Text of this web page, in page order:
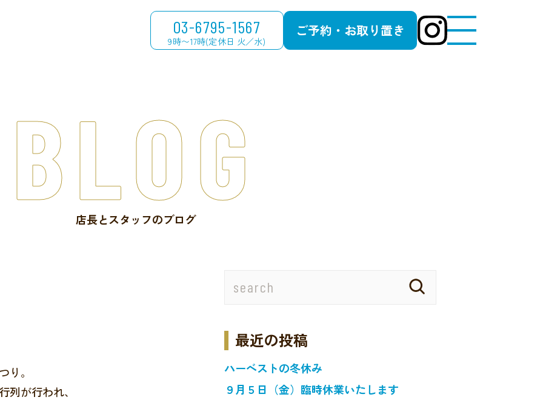
03-6795-1567
9時〜17時(定休日 火／水)
ご予約・お取り置き
店長とスタッフのブログ
BLOG
り。
が行われ、
最近の投稿
ハーベストの冬休み
９月５日（金）臨時休業いたします